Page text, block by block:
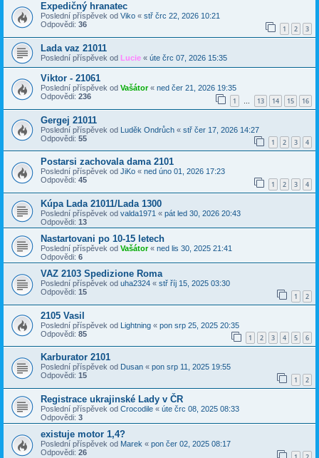
Expedičný hranatec
Poslední příspěvek od Viko « stř črc 22, 2026 10:21
Odpovědi: 36 1 2 3
Lada vaz 21011
Poslední příspěvek od Lucie « úte črc 07, 2026 15:35
Viktor - 21061
Poslední příspěvek od Vašátor« ned čer 21, 2026 19:35
Odpovědi: 236 1 … 13 14 15 16
Gergej 21011
Poslední příspěvek od Luděk Ondrůch « stř čer 17, 2026 14:27
Odpovědi: 55 1 2 3 4
Postarsi zachovala dama 2101
Poslední příspěvek od JiKo « ned úno 01, 2026 17:23
Odpovědi: 45 1 2 3 4
Kúpa Lada 21011/Lada 1300
Poslední příspěvek od valda1971 « pát led 30, 2026 20:43
Odpovědi: 13
Nastartovani po 10-15 letech
Poslední příspěvek od Vašátor« ned lis 30, 2025 21:41
Odpovědi: 6
VAZ 2103 Spedizione Roma
Poslední příspěvek od uha2324 « stř říj 15, 2025 03:30
Odpovědi: 15 1 2
2105 Vasil
Poslední příspěvek od Lightning « pon srp 25, 2025 20:35
Odpovědi: 85 1 2 3 4 5 6
Karburator 2101
Poslední příspěvek od Dusan « pon srp 11, 2025 19:55
Odpovědi: 15 1 2
Registrace ukrajinské Lady v ČR
Poslední příspěvek od Crocodile « úte črc 08, 2025 08:33
Odpovědi: 3
existuje motor 1,4?
Poslední příspěvek od Marek « pon čer 02, 2025 08:17
Odpovědi: 26